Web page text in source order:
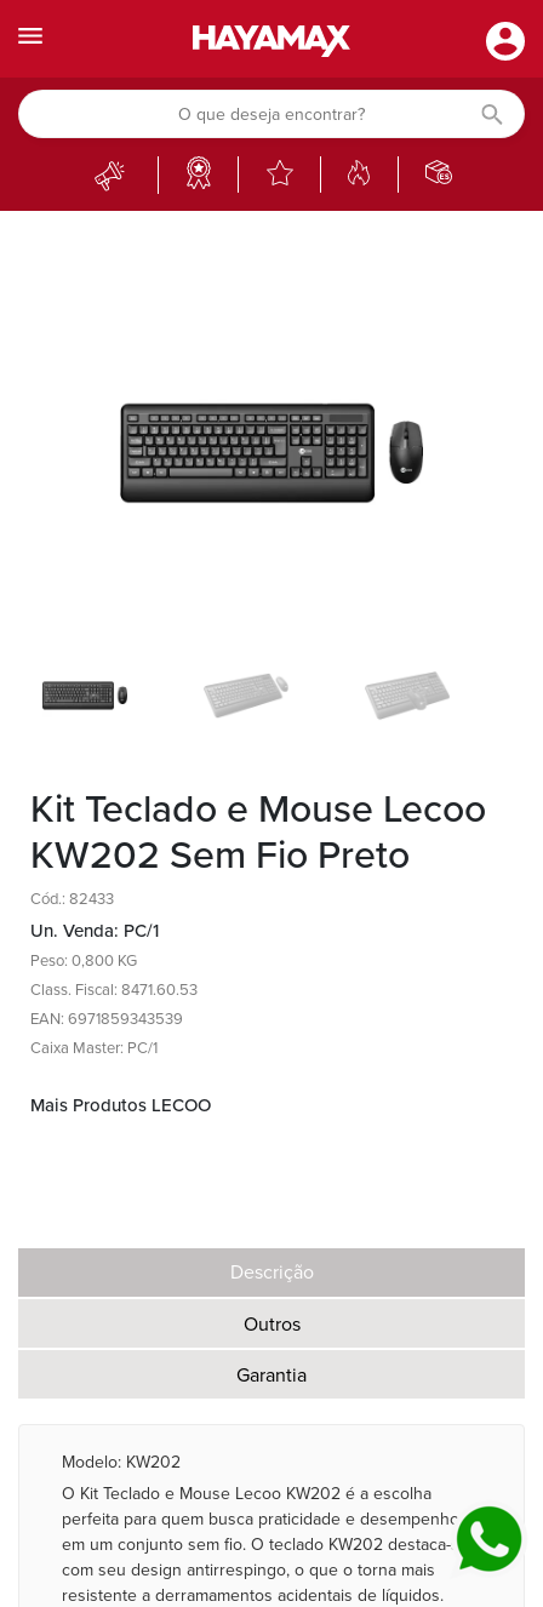
Kit Teclado e Mouse Lecoo
KW202 Sem Fio Preto
Cód.: 82433
Un. Venda: PC/1
Peso: 0,800 KG
Class. Fiscal: 8471.60.53
EAN: 6971859343539
Caixa Master: PC/1
Mais Produtos LECOO
Descrição
Outros
Garantia
Modelo: KW202
O Kit Teclado e Mouse Lecoo KW202 é a escolha
perfeita para quem busca praticidade e desempenho
em um conjunto sem fio. O teclado KW202 destaca-se
com seu design antirrespingo, o que o torna mais
resistente a derramamentos acidentais de líquidos.